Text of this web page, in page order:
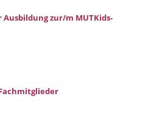
zur/m MUTKids-